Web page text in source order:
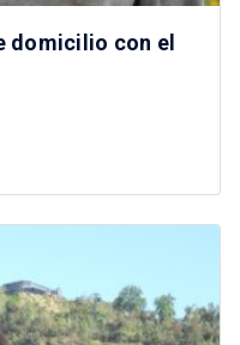
domicilio con el